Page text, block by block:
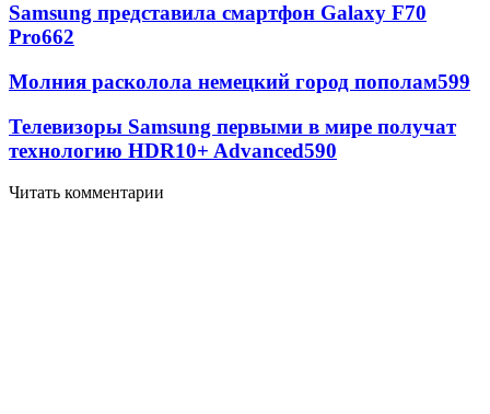
Samsung представила смартфон Galaxy F70
Pro662
Молния расколола немецкий город пополам599
Телевизоры Samsung первыми в мире получат
технологию HDR10+ Advanced590
Читать комментарии